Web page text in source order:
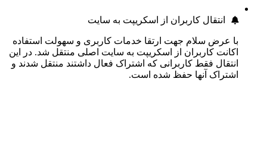
انتقال کاربران از اسکریپت به سایت
با عرض سلام جهت ارتقا خدمات کاربری و سهولت استفاده
اکانت کاربران از اسکریپت به سایت اصلی منتقل شد. در این
انتقال فقط کاربرانی که اشتراک فعال داشتند منتقل شدند و
اشتراک آنها حفظ شده است.